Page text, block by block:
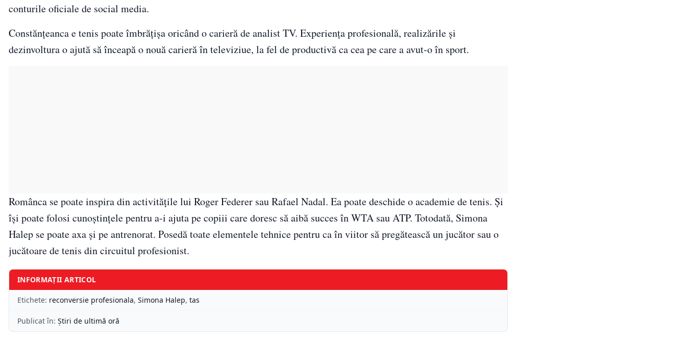
conturile oficiale de social media.
Constănțeanca e tenis poate îmbrățișa oricând o carieră de analist TV. Experiența profesională, realizările și
dezinvoltura o ajută să înceapă o nouă carieră în televiziue, la fel de productivă ca cea pe care a avut-o în sport.
Românca se poate inspira din activitățile lui Roger Federer sau Rafael Nadal. Ea poate deschide o academie de tenis. Și
își poate folosi cunoștințele pentru a-i ajuta pe copiii care doresc să aibă succes în WTA sau ATP. Totodată, Simona
Halep se poate axa și pe antrenorat. Posedă toate elementele tehnice pentru ca în viitor să pregătească un jucător sau o
jucătoare de tenis din circuitul profesionist.
INFORMAȚII ARTICOL
Etichete: reconversie profesionala, Simona Halep, tas
Publicat în: Știri de ultimă oră